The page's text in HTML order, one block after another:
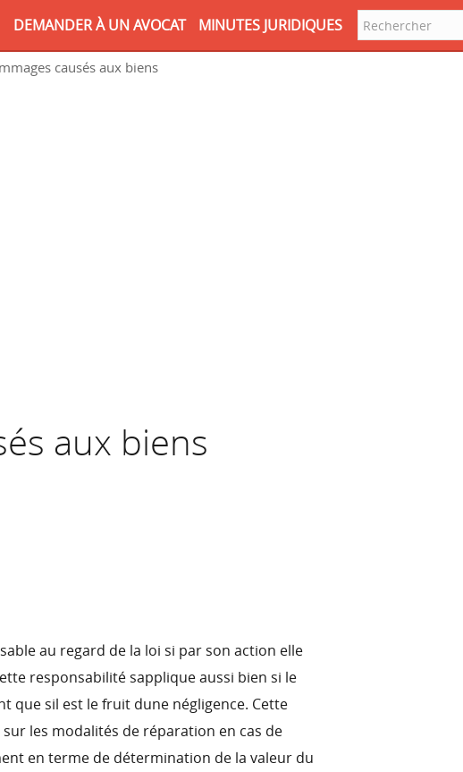
Rechercher
DEMANDER À UN AVOCAT MINUTES JURIDIQUES
causés aux biens
aux biens
au regard de la loi si par son action elle
responsabilité sapplique aussi bien si le
sil est le fruit dune négligence. Cette
les modalités de réparation en cas de
en terme de détermination de la valeur du